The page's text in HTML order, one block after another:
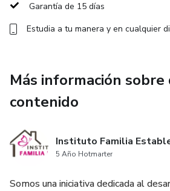
Garantía de 15 días
Estudia a tu manera y en cualquier
Más información
contenido
Instituto Familia
5 Año Hotmarter
Somos una iniciativa dedicada al